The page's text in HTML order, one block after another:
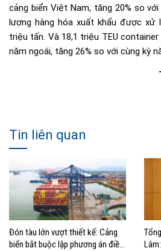
cảng biển Việt Nam, tăng 20% ​​so
lượng hàng hóa xuất khẩu được xử
triệu tấn. Và 18,1 triệu TEU
năm ngoái, tăng 26% so với cùng kỳ
Tin liên quan
Đón tàu lớn vượt thiết kế: Cảng
biển bắt buộc lập phương án điều